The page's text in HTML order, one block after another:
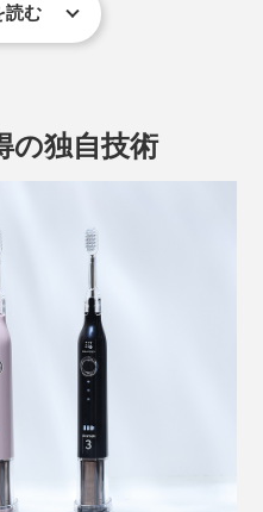
す。
ル
えられるので、磨きなが
読む
の独自技術